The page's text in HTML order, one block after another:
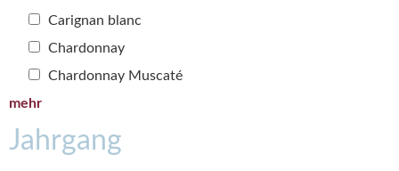
Carignan blanc
Chardonnay
Chardonnay Muscaté
mehr
Jahrgang